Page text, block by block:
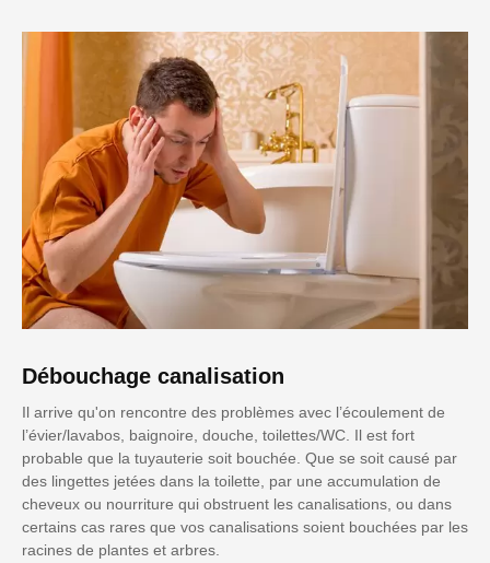
Débouchage canalisation
Il arrive qu'on rencontre des problèmes avec l’écoulement de
l’évier/lavabos, baignoire, douche, toilettes/WC. Il est fort
probable que la tuyauterie soit bouchée. Que se soit causé par
des lingettes jetées dans la toilette, par une accumulation de
cheveux ou nourriture qui obstruent les canalisations, ou dans
certains cas rares que vos canalisations soient bouchées par les
racines de plantes et arbres.